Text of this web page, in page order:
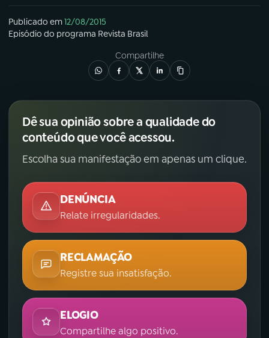
Publicado em12/08/2015
Episódio do programa Revista Brasil
Compartilhe
Dê sua opinião sobre a qualidade do
conteúdo que você acessou.
Escolha sua manifestação em apenas um clique.
DENÚNCIA
Relate irregularidades.
RECLAMAÇÃO
Registre sua insatisfação.
ELOGIO
Compartilhe algo positivo.